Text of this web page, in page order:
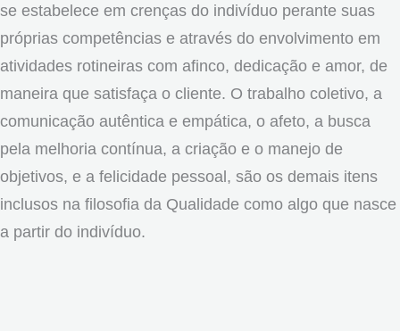
se estabelece em crenças do indivíduo perante suas
próprias competências e através do envolvimento em
atividades rotineiras com afinco, dedicação e amor, de
maneira que satisfaça o cliente. O trabalho coletivo, a
comunicação autêntica e empática, o afeto, a busca
pela melhoria contínua, a criação e o manejo de
objetivos, e a felicidade pessoal, são os demais itens
inclusos na filosofia da Qualidade como algo que nasce
a partir do indivíduo.